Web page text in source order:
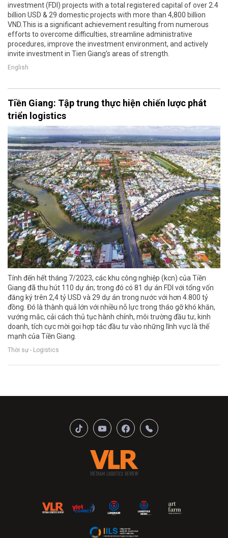
investment (FDI) projects with a total registered capital of over 2.4
billion USD & 29 domestic projects with more than 4,800 billion
VND.This is a significant achievement resulting from numerous
efforts to overcome difficulties, streamline administrative
procedures, improve the investment environment, and actively
invite investment in Tien Giang’s areas of strength.
English
Tiền Giang: Tập trung thực hiện chiến lược phát
triển logistics
Tính đến hết tháng 7/2023, các khu công nghiệp (kcn) của Tiền
Giang đã thu hút 110 dự án; trong đó có 81 dự án FDI với tổng vốn
đăng ký trên 2,4 tỷ USD và 29 dự án trong nước với hơn 4.800 tỷ
đồng. Đó là thành quả lớn với nhiều nỗ lực trong tháo gỡ khó khăn,
vướng mắc, cải cách thủ tục hành chính, môi trường đầu tư, kinh
doanh, tích cực mời gọi hợp tác đầu tư vào những lĩnh vực là thế
mạnh của Tiền Giang.
Thời sự - Logistics